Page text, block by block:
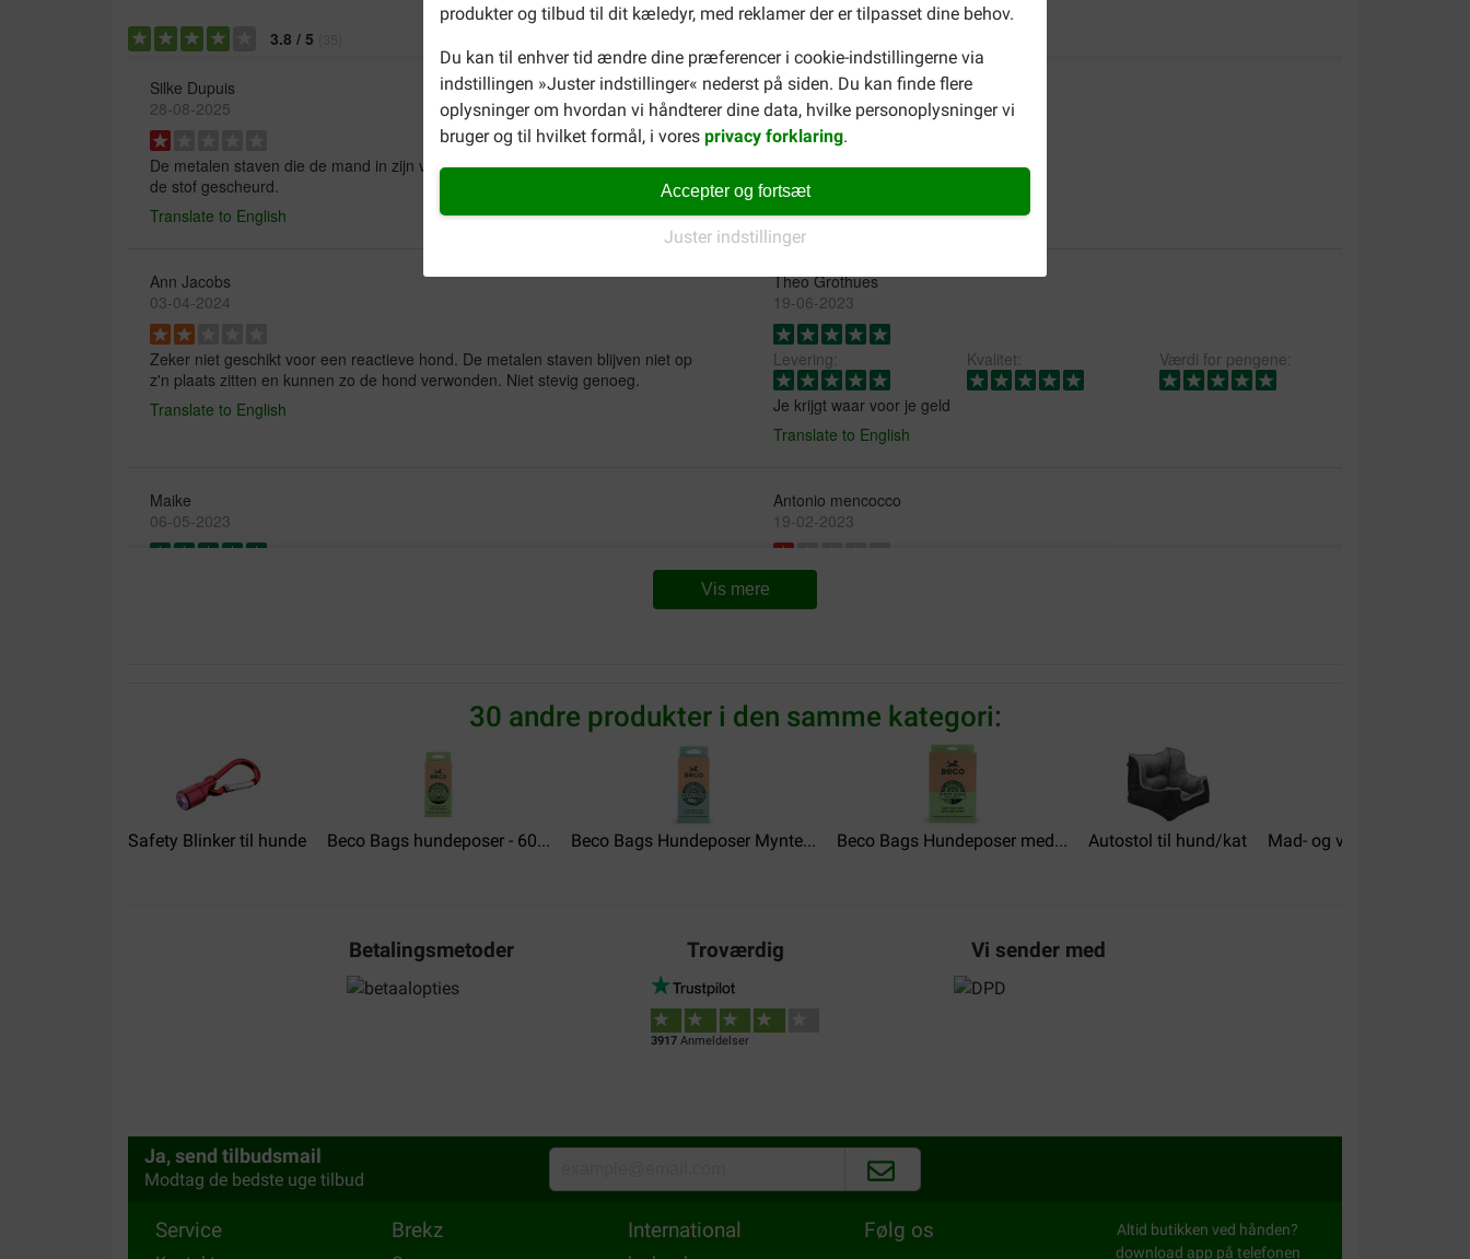
produkter og tilbud til dit kæledyr, med reklamer der er tilpasset dine behov.
Du kan til enhver tid ændre dine præferencer i cookie-indstillingerne via
indstillingen »Juster indstillinger« nederst på siden. Du kan finde flere
oplysninger om hvordan vi håndterer dine data, hvilke personoplysninger vi
bruger og til hvilket formål, i vores privacy forklaring.
Accepter og fortsæt
Juster indstillinger
3.8 / 5
Silke Dupuis
28-08-2025
De metalen staven die de mand in zijn vorm moeten houden zijn meteen door
de stof gescheurd.
Translate to English
Maarten Bol
26-11-2024
Goed voer.
Translate to English
Ann Jacobs
03-04-2024
Zeker niet geschikt voor een reactieve hond. De metalen staven blijven niet op
z'n plaats zitten en kunnen zo de hond verwonden. Niet stevig genoeg.
Translate to English
Theo Grothues
19-06-2023
Levering: Kvalitet: Værdi for pengene:
Je krijgt waar voor je geld
Translate to English
Maike
06-05-2023
Værdi for pengene:
uitstappen bijv. Als de zijkanten losgeritst zijn, blijft een deken over waarop je
hond kan zitten. In de deken zit een opening waar je de riem (met een speciaal
tussenstuk) in de gordelhouder kan klikken (tussenstuk apart kopen). Dan zit je
hond veilig vast.
Translate to English
Antonio mencocco
19-02-2023
In pratica ho buttato solo soldi la struttura che dovrebbe irrigidire il proteggi
Translate to English
30-08-2022
wel lang op zich wachten, meerdere dagen. Pakket werd bij buren verderoo
afgeleverd zonder briefje, speurtocht moeten houden.
Translate to English
Katharina Jezierski
Vis mere
30 andre produkter i den samme kategori:
Safety Blinker til hunde Beco Bags hundeposer - 60... Beco Bags Hundeposer Mynte... Beco Bags Hundeposer med... Autostol til hund/kat Mad- og vandbeholder
Betalingsmetoder Troværdig
3917Anmeldelser
Vi sender med
Ja, send tilbudsmail
Modtag de bedste uge tilbud
Service Brekz International Følg os
Altid butikken ved hånden?
download app på telefonen